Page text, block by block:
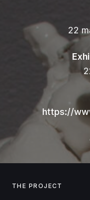
22
https://
THE PROJECT